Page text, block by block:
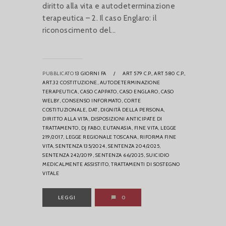
diritto alla vita e autodeterminazione
terapeutica – 2. Il caso Englaro: il
riconoscimento del...
PUBBLICATO 13 GIORNI FA / ART 579 C.P., ART 580 C.P.,
ART.32 COSTITUZIONE, AUTODETERMINAZIONE
TERAPEUTICA, CASO CAPPATO, CASO ENGLARO, CASO
WELBY, CONSENSO INFORMATO, CORTE
COSTITUZIONALE, DAT, DIGNITÀ DELLA PERSONA,
DIRITTO ALLA VITA, DISPOSIZIONI ANTICIPATE DI
TRATTAMENTO, DJ FABO, EUTANASIA, FINE VITA, LEGGE
219/2017, LEGGE REGIONALE TOSCANA, RIFORMA FINE
VITA, SENTENZA 135/2024, SENTENZA 204/2025,
SENTENZA 242/2019, SENTENZA 66/2025, SUICIDIO
MEDICALMENTE ASSISTITO, TRATTAMENTI DI SOSTEGNO
VITALE
LEGGI 0